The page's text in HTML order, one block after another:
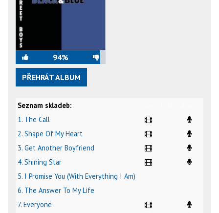
94%
PŘEHRÁT ALBUM
Seznam skladeb:
1. The Call
2. Shape Of My Heart
3. Get Another Boyfriend
4. Shining Star
5. I Promise You (With Everything I Am)
6. The Answer To My Life
7. Everyone